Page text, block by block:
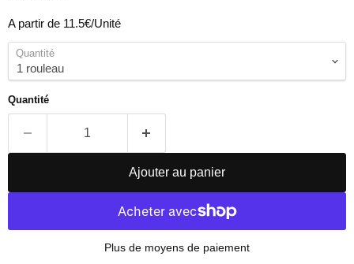
A partir de 11.5€/Unité
Quantité
Quantité
Ajouter au panier
Plus de moyens de paiement